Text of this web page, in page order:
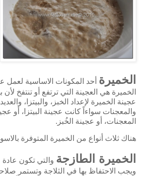
الخميرة أحد المكونات الاساسية لعمل
الخميرة هي العجينة التي ترتفع أو تنتفخ
عجينة الخميرة لإعداد الخبز، والبيتزا،
والمعجنات سواءاً كانت عجينة البيتزا، أو
المعجنات، أو عجينة الخُبز.
هناك ثلاث أنواع من الخميرة المتوفرة
الخميرة الطازجة والتي تكون
ويجب الاحتفاظ بها في الثلاجة وتستمر